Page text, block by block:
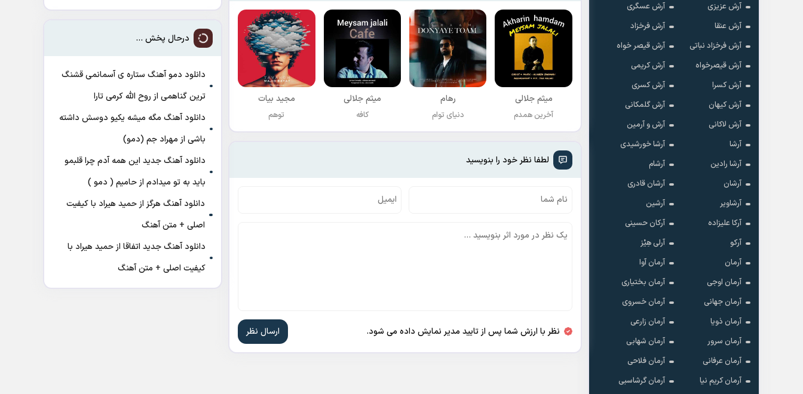
آرش عزیزی
آرش عسگری
آرش عنقا
آرش فرخزاد
آرش فرخزاد نباتی
آرش قیصر خواه
آرش قیصرخواه
آرش کریمی
آرش کسرا
آرش کسری
آرش کیهان
آرش گلمکانی
آرش لاکانی
آرش و آرمین
آرشا
آرشا خورشیدی
آرشا رادین
آرشام
آرشان
آرشان قادری
آرشاویر
آرشین
آرکا علیزاده
آرکان حسینی
آرکو
آرلی هِیْز
آرمان
آرمان آوا
آرمان اوجی
آرمان بختیاری
آرمان جهانی
آرمان خسروی
آرمان ذویا
آرمان زارعی
آرمان سرور
آرمان شهابی
آرمان عرفانی
آرمان فلاحی
آرمان کریم نیا
آرمان گرشاسبی
میثم جلالی
آخرین همدم
رهام
دنیای توام
میثم جلالی
کافه
مجید بیات
توهم
لطفا نظر خود را بنویسید
نظر با ارزش شما پس از تایید مدیر نمایش داده می شود.
درحال پخش ...
دانلود دمو آهنگ ﺳﺘﺎره ی آﺳﻤﺎﻧﻤﻰ ﻗﺸﻨﮓ
ﺗﺮﻳﻦ ﮔﻨﺎﻫﻤﻰ از روح الله کرمی تارا
دانلود آهنگ مگه میشه یکیو دوسش داشته
باشی از مهراد جم (دمو)
دانلود آهنگ جدید این همه آدم چرا قلبمو
باید به تو میدادم از حامیم ( دمو )
دانلود آهنگ هرگز از حمید هیراد با کیفیت
اصلی + متن آهنگ
دانلود آهنگ جدید اتفاقا از حمید هیراد با
کیفیت اصلی + متن آهنگ